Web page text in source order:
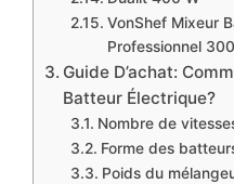
VonShef Mixeur
Professionnel
​Guide D’achat:
Batteur Électrique?
Nombre de
Forme des
Poids du